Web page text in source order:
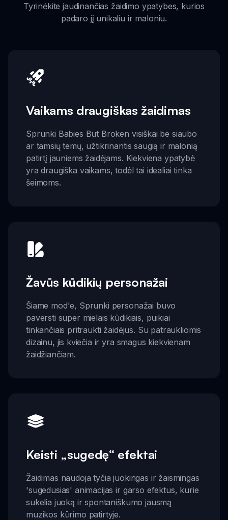
Tyrinėkite jaudinančias žaidimo ypatybes, kurios
padaro jį unikaliu ir maloniu.
Vaikams draugiškas žaidimas
Sprunki Babies But Broken visiškai be siaubo
ar tamsių temų, užtikrinantis saugią ir malonią
patirtį jauniems žaidėjams. Kiekviena ypatybė
yra draugiška vaikams, todėl tai idealiai tinka
šeimoms.
Žavūs kūdikių personažai
Šiame mod'e, Sprunki personažai buvo
paversti super mielais kūdikiais, puikiai
tinkančiais pritraukti žaidėjus. Su patraukliomis
dizainu, jis kviečia ir yra smagus kiekvienam
žaidžiančiam.
Keisti „sugedę“ efektai
Žaidimas naudoja tyčia juokingas ir žaismingas
'sugedusias' animacijas ir garso efektus, kurie
sukelia juoką ir spontaniškumo jausmą
muzikos kūrimo patirtyje.